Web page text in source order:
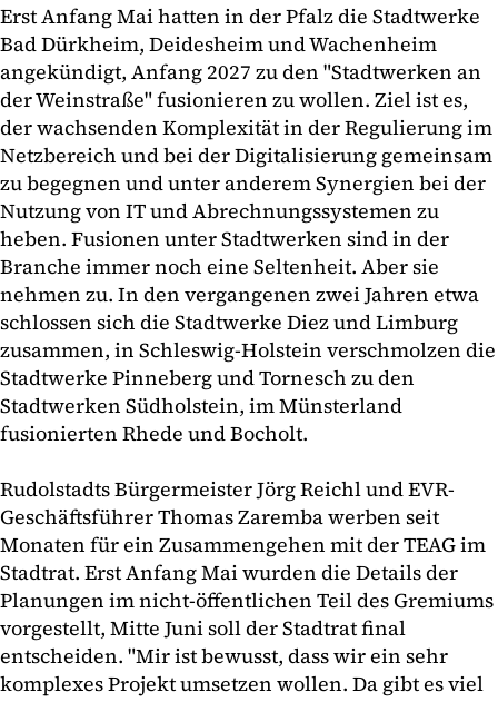
Erst Anfang Mai hatten in der Pfalz die Stadtwerke
Bad Dürkheim, Deidesheim und Wachenheim
angekündigt, Anfang 2027 zu den "Stadtwerken an
der Weinstraße" fusionieren zu wollen. Ziel ist es,
der wachsenden Komplexität in der Regulierung im
Netzbereich und bei der Digitalisierung gemeinsam
zu begegnen und unter anderem Synergien bei der
Nutzung von IT und Abrechnungssystemen zu
heben. Fusionen unter Stadtwerken sind in der
Branche immer noch eine Seltenheit. Aber sie
nehmen zu. In den vergangenen zwei Jahren etwa
schlossen sich die Stadtwerke Diez und Limburg
zusammen, in Schleswig-Holstein verschmolzen die
Stadtwerke Pinneberg und Tornesch zu den
Stadtwerken Südholstein, im Münsterland
fusionierten Rhede und Bocholt.
Rudolstadts Bürgermeister Jörg Reichl und EVR-
Geschäftsführer Thomas Zaremba werben seit
Monaten für ein Zusammengehen mit der TEAG im
Stadtrat. Erst Anfang Mai wurden die Details der
Planungen im nicht-öffentlichen Teil des Gremiums
vorgestellt, Mitte Juni soll der Stadtrat final
entscheiden. "Mir ist bewusst, dass wir ein sehr
komplexes Projekt umsetzen wollen. Da gibt es viel